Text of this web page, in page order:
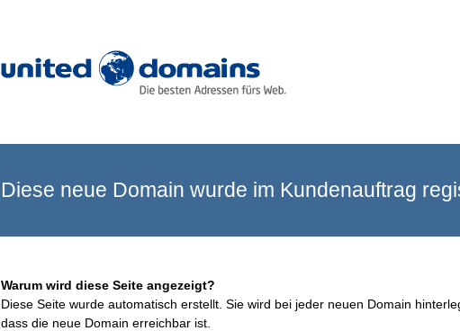
Diese neue Domain wurde im Kundenauftrag
Warum wird diese Seite angezeigt?
Diese Seite wurde automatisch erstellt. Sie wird bei jeder neuen Domain
dass die neue Domain erreichbar ist.